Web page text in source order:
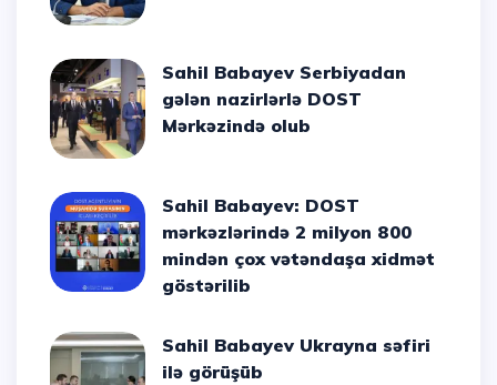
Sahil Babayev Serbiyadan
gələn nazirlərlə DOST
Mərkəzində olub
Sahil Babayev: DOST
mərkəzlərində 2 milyon 800
mindən çox vətəndaşa xidmət
göstərilib
Sahil Babayev Ukrayna səfiri
ilə görüşüb